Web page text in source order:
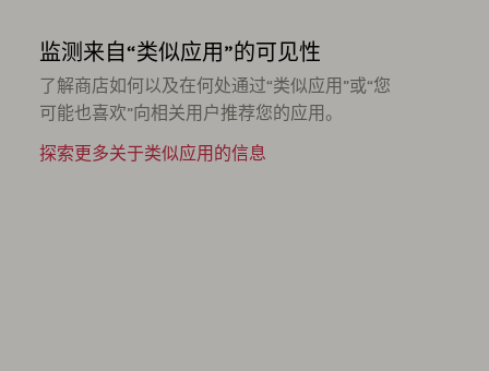
监测来自“类似应用”的可见性
了解商店如何以及在何处通过“类似应用”或“您
可能也喜欢”向相关用户推荐您的应用。
探索更多关于类似应用的信息